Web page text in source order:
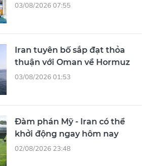
03/08/2026 07:55
Iran tuyên bố sắp đạt thỏa
thuận với Oman về Hormuz
03/08/2026 01:53
Đàm phán Mỹ - Iran có thể
khởi động ngay hôm nay
02/08/2026 23:48